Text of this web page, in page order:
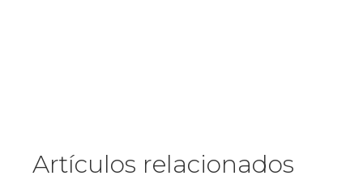
Artículos relacionados